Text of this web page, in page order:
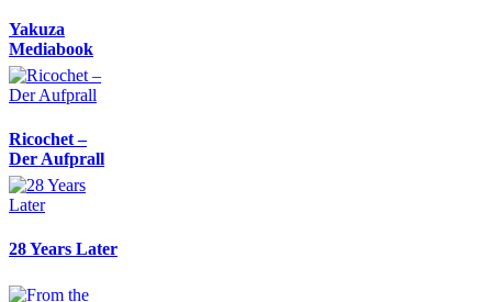
Yakuza
Mediabook
Ricochet –
Der Aufprall
28 Years Later